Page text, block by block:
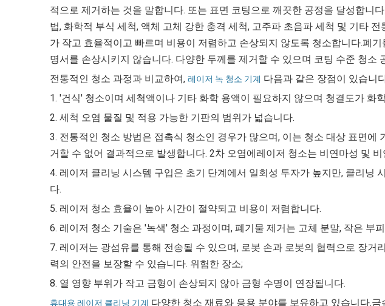
적으로 제거하는 것을 말합니다. 또는 표면 코팅으로 깨끗한 공정을 달성합니
법, 화학적 부식 세척, 액체 고체 강한 충격 세척, 고주파 초음파 세척 및 기타
가 작고 효율적이고 빠르며 비용이 저렴하고 손상되지 않도록 청소합니다.폐
명서를 손상시키지 않습니다. 다양한 두께를 제거할 수 있으며 코팅 수준 청
전통적인 청소 과정과 비교하여, 레이저 녹 청소 기계 다음과 같은 장점이 있습니
1. '건식' 청소이며 세척액이나 기타 화학 용액이 필요하지 않으며 청결도가 화
2. 세척 오염 물질 및 적용 가능한 기판의 범위가 넓습니다.
3. 전통적인 청소 방법은 접촉식 청소인 경우가 많으며, 이는 청소 대상 표면
거할 수 없어 결과적으로 발생합니다. 2차 오염에레이저 청소는 비연마성 및
4. 레이저 클리닝 시스템 구입은 초기 단계에서 일회성 투자가 높지만, 클리닝
다.
5. 레이저 청소 효율이 높아 시간이 절약되고 비용이 저렴합니다.
6. 레이저 청소 기술은 '녹색' 청소 과정이며, 폐기물 제거는 고체 분말, 작은 부
7. 레이저는 광섬유를 통해 전송될 수 있으며, 로봇 손과 로봇의 협력으로 장
력의 안전을 보장할 수 있습니다. 위험한 장소;
8. 열 영향 부위가 작고 금형이 손상되지 않아 금형 수명이 연장됩니다.
휴대용 레이저 클리닝 기계 다양한 청소 재료와 응용 분야를 보유하고 있습니다.